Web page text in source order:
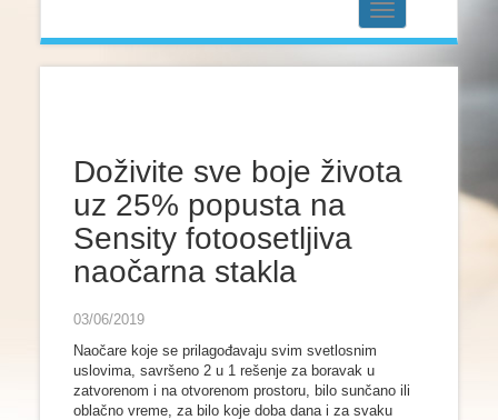
Toggle
navigation
Doživite sve boje života
uz 25% popusta na
Sensity fotoosetljiva
naočarna stakla
03/06/2019
Naočare koje se prilagođavaju svim svetlosnim
uslovima, savršeno 2 u 1 rešenje za boravak u
zatvorenom i na otvorenom prostoru, bilo sunčano ili
oblačno vreme, za bilo koje doba dana i za svaku